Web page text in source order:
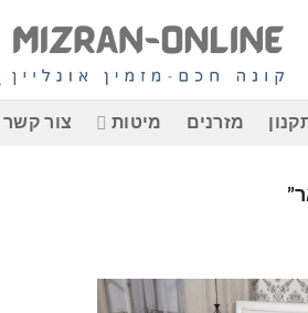
מזרנים מיטות צור קשר